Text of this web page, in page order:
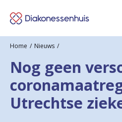
e
Ziektes &
Home Nieuws
Nog geen
Utrechtse